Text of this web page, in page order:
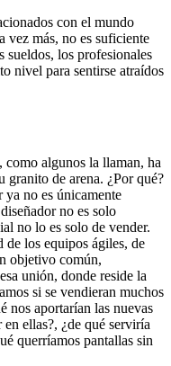
con el mundo
vez más, no es suficiente
sueldos, los profesionales
nivel para sentirse atraídos
algunos la llaman, ha
granito de arena. ¿Por qué?
ya no es únicamente
no es solo
no lo es solo de vender.
los equipos ágiles, de
objetivo común,
unión, donde reside la
si se vendieran muchos
nos aportarían las nuevas
ellas?, ¿de qué serviría
querríamos pantallas sin